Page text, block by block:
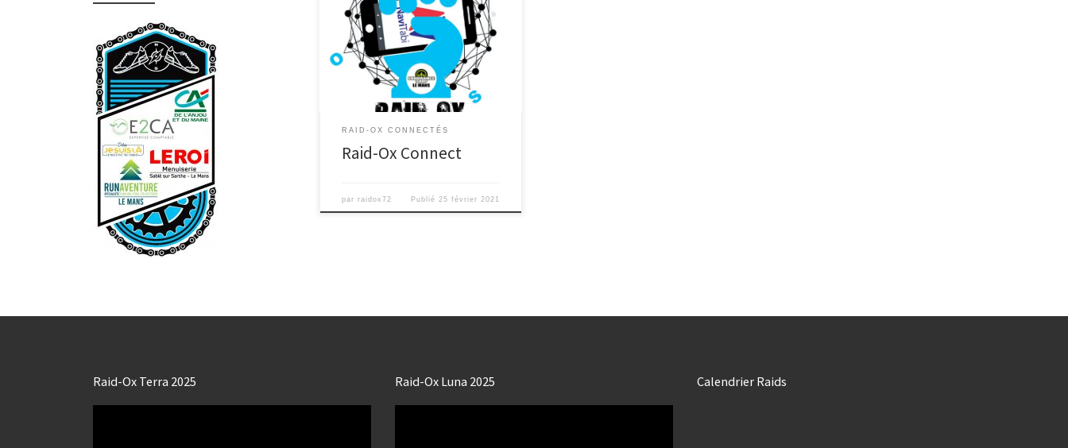
Bonjour à tous Par ces temps
mouvementés, il est toujours bon de
faire une activité que l’on aime et qui
RAID-OX CONNECTÉS
Raid-Ox Connect
parraidox72 Publié 25 février 2021
Raid-Ox Terra 2025 Raid-Ox Luna 2025 Calendrier Raids